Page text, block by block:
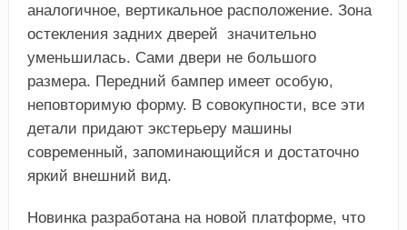
аналогичное, вертикальное расположение. Зона
остекления задних дверей значительно
уменьшилась. Сами двери не большого
размера. Передний бампер имеет особую,
неповторимую форму. В совокупности, все эти
детали придают экстерьеру машины
современный, запоминающийся и достаточно
яркий внешний вид.
Новинка разработана на новой платформе, что